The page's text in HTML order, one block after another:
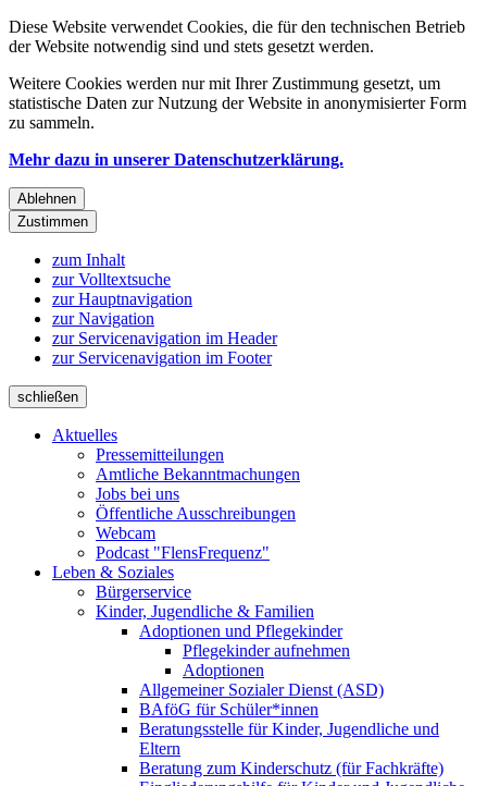
Diese Website verwendet Cookies, die für den technischen Betrieb
der Website notwendig sind und stets gesetzt werden.
Weitere Cookies werden nur mit Ihrer Zustimmung gesetzt, um
statistische Daten zur Nutzung der Website in anonymisierter Form
zu sammeln.
Mehr dazu in unserer Datenschutzerklärung.
Ablehnen
Zustimmen
zum Inhalt
zur Volltextsuche
zur Hauptnavigation
zur Navigation
zur Servicenavigation im Header
zur Servicenavigation im Footer
schließen
Aktuelles
Pressemitteilungen
Amtliche Bekanntmachungen
Jobs bei uns
Öffentliche Ausschreibungen
Webcam
Podcast "FlensFrequenz"
Leben & Soziales
Bürgerservice
Kinder, Jugendliche & Familien
Adoptionen und Pflegekinder
Pflegekinder aufnehmen
Adoptionen
Allgemeiner Sozialer Dienst (ASD)
BAföG für Schüler*innen
Beratungsstelle für Kinder, Jugendliche und
Eltern
Beratung zum Kinderschutz (für Fachkräfte)